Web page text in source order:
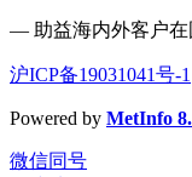
— 助益海内外客户
沪ICP备19031041号-1
Powered by MetInfo
微信同号